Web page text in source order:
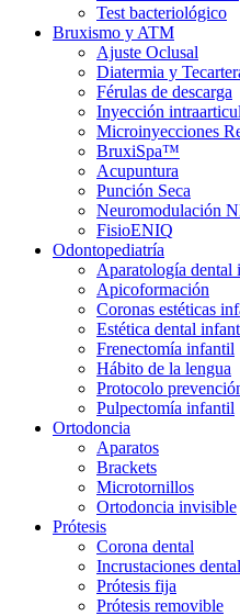
Test bacteriológico
Bruxismo y ATM
Ajuste Oclusal
Diatermia y
Férulas de descarga
Inyección
Microinyecciones
BruxiSpa™
Acupuntura
Punción Seca
Neuromodulación
FisioENIQ
Odontopediatría
Aparatología dental
Apicoformación
Coronas estéticas
Estética dental
Frenectomía infantil
Hábito de la lengua
Protocolo
Pulpectomía infantil
Ortodoncia
Aparatos
Brackets
Microtornillos
Ortodoncia invisible
Prótesis
Corona dental
Incrustaciones
Prótesis fija
Prótesis removible